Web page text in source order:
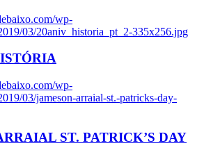
wp-
03/20aniv_historia_pt_2-335x256.jpg
wp-
03/jameson-arraial-st.-patricks-day-
ST. PATRICK’S DAY